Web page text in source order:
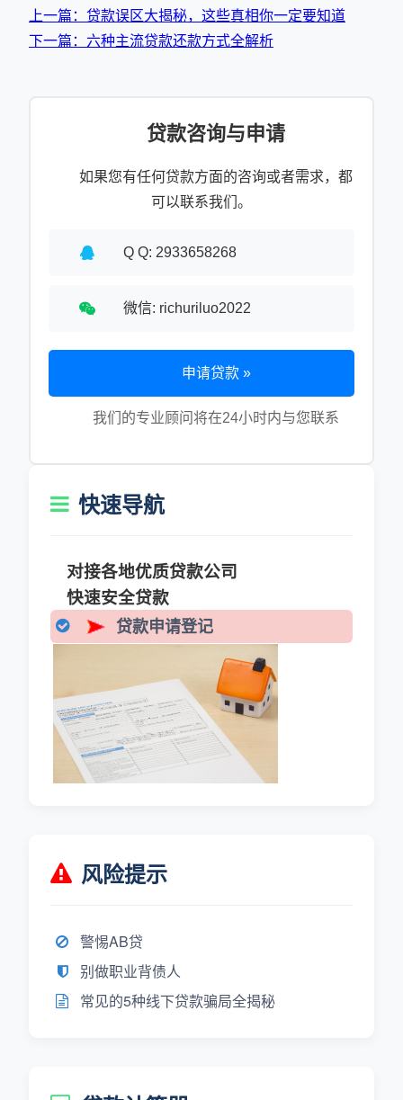
上一篇：贷款误区大揭秘，这些真相你一定要知道
下一篇：六种主流贷款还款方式全解析
贷款咨询与申请
如果您有任何贷款方面的咨询或者需求，都
可以联系我们。
Q Q: 2933658268
微信: richuriluo2022
申请贷款 »
我们的专业顾问将在24小时内与您联系
快速导航
对接各地优质贷款公司
快速安全贷款
贷款申请登记
风险提示
警惕AB贷
别做职业背债人
常见的5种线下贷款骗局全揭秘